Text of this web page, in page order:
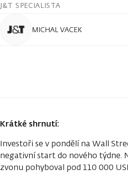
J&T SPECIALISTA
MICHAL VACEK
Krátké shrnutí:
Investoři se v pondělí na Wall
negativní start do nového týdne.
zvonu pohyboval pod 110 000